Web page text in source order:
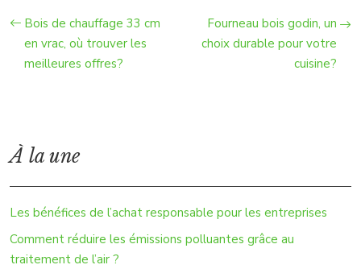
Bois de chauffage 33 cm
en vrac, où trouver les
meilleures offres?
Fourneau bois godin, un
choix durable pour votre
cuisine?
À la une
Les bénéfices de l’achat responsable pour les entreprises
Comment réduire les émissions polluantes grâce au
traitement de l’air ?